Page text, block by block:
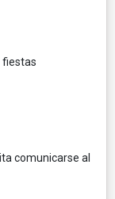
fiestas
comunicarse al